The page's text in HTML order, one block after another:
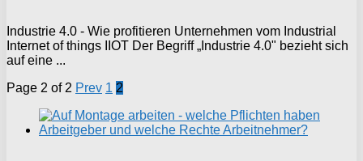
Industrie 4.0 - Wie profitieren Unternehmen vom Industrial
Internet of things IIOT Der Begriff „Industrie 4.0" bezieht sich
auf eine ...
Page 2 of 2 Prev 1 2